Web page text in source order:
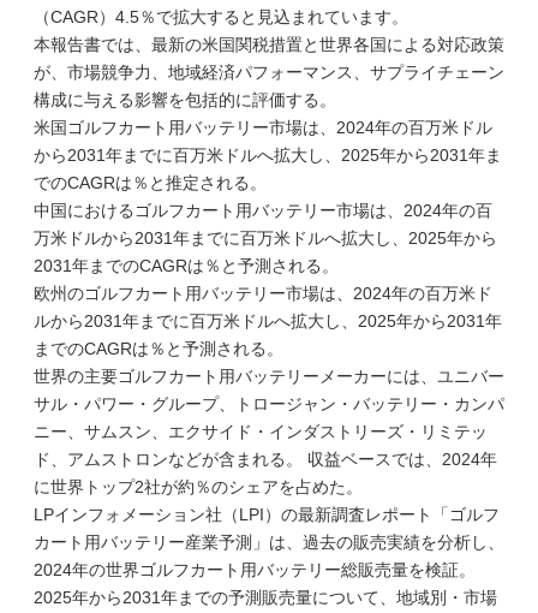
（CAGR）4.5％で拡大すると見込まれています。
本報告書では、最新の米国関税措置と世界各国による対応政策
が、市場競争力、地域経済パフォーマンス、サプライチェーン
構成に与える影響を包括的に評価する。
米国ゴルフカート用バッテリー市場は、2024年の百万米ドル
から2031年までに百万米ドルへ拡大し、2025年から2031年ま
でのCAGRは％と推定される。
中国におけるゴルフカート用バッテリー市場は、2024年の百
万米ドルから2031年までに百万米ドルへ拡大し、2025年から
2031年までのCAGRは％と予測される。
欧州のゴルフカート用バッテリー市場は、2024年の百万米ド
ルから2031年までに百万米ドルへ拡大し、2025年から2031年
までのCAGRは％と予測される。
世界の主要ゴルフカート用バッテリーメーカーには、ユニバー
サル・パワー・グループ、トロージャン・バッテリー・カンパ
ニー、サムスン、エクサイド・インダストリーズ・リミテッ
ド、アムストロンなどが含まれる。 収益ベースでは、2024年
に世界トップ2社が約％のシェアを占めた。
LPインフォメーション社（LPI）の最新調査レポート「ゴルフ
カート用バッテリー産業予測」は、過去の販売実績を分析し、
2024年の世界ゴルフカート用バッテリー総販売量を検証。
2025年から2031年までの予測販売量について、地域別・市場